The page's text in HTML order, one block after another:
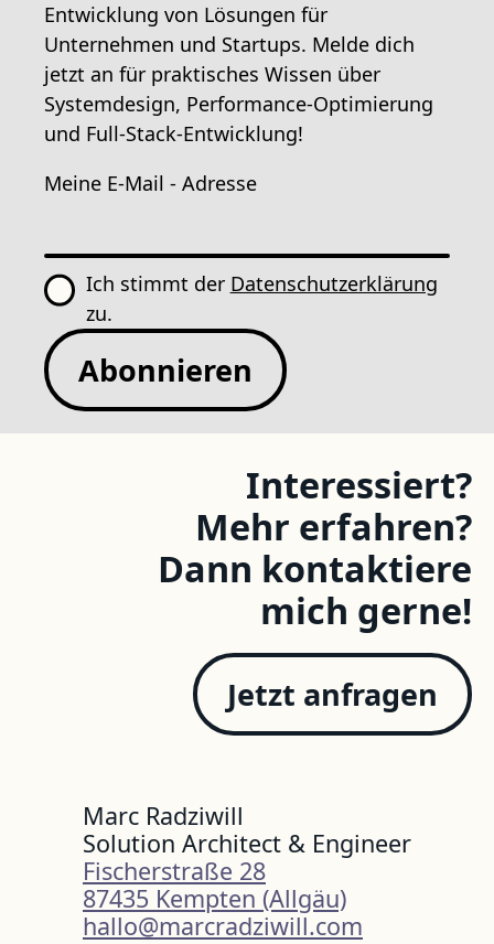
Entwicklung von Lösungen für
Unternehmen und Startups. Melde dich
jetzt an für praktisches Wissen über
Systemdesign, Performance-Optimierung
und Full-Stack-Entwicklung!
Meine E-Mail - Adresse
Ich stimmt der Datenschutzerklärung
zu.
Abonnieren
Interessiert?
Mehr erfahren?
Dann kontaktiere
mich gerne!
Jetzt anfragen
Marc Radziwill
Solution Architect & Engineer
Fischerstraße 28
87435 Kempten (Allgäu)
hallo@marcradziwill.com